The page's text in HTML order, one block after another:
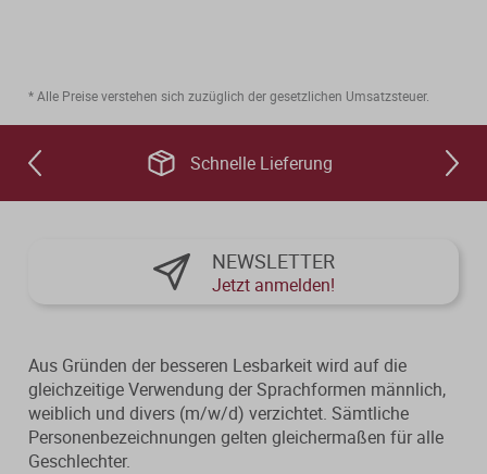
* Alle Preise verstehen sich zuzüglich der gesetzlichen Umsatzsteuer.
Schnelle Lieferung
NEWSLETTER
Jetzt anmelden!
Aus Gründen der besseren Lesbarkeit wird auf die
gleichzeitige Verwendung der Sprachformen männlich,
weiblich und divers (m/w/d) verzichtet. Sämtliche
Personenbezeichnungen gelten gleichermaßen für alle
Geschlechter.